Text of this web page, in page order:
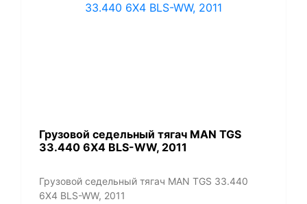
​Грузовой седельный тягач MAN TGS
33.440 6X4 BLS-WW, 2011
​Грузовой седельный тягач MAN TGS 33.440
6X4 BLS-WW, 2011